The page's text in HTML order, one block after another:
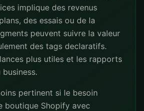
implique des revenus
des essais ou de la
peuvent suivre la valeur
des tags declaratifs.
plus utiles et les rapports
pertinent si le besoin
boutique Shopify avec